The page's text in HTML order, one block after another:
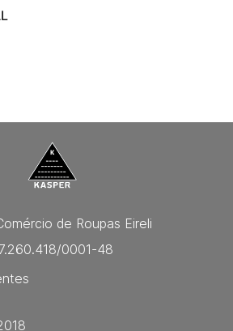
de Roupas Eireli
0001-48